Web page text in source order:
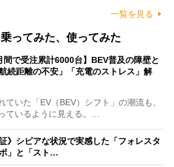
一覧を見る
ってみた、使ってみた
間で受注累計6000台】BEV普及の障壁と
続距離の不安」「充電のストレス」解
いた「EV（BEV）シフト」の潮流も、
ているように見える。…
》シビアな状況で実感した「フォレスタ
」と「スト…